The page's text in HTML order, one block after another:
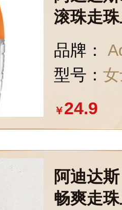
滚珠走
也不怕
女友 魅
品牌：
型号：
￥24.9
阿迪达
畅爽走